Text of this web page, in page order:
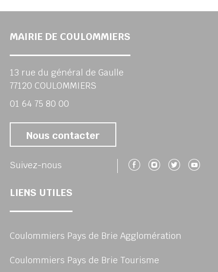
MAIRIE DE COULOMMIERS
13 rue du général de Gaulle
77120 COULOMMIERS
01 64 75 80 00
Nous contacter
Suivez-nous Suivez-nous
Suivez-
LIENS UTILES
Coulommiers Pays de Brie Agglomération
Coulommiers Pays de Brie Tourisme